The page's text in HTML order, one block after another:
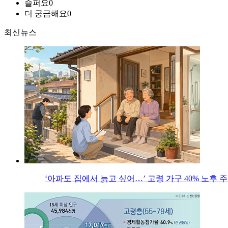
슬퍼요0
더 궁금해요0
최신뉴스
‘아파도 집에서 늙고 싶어…’ 고령 가구 40% 노후